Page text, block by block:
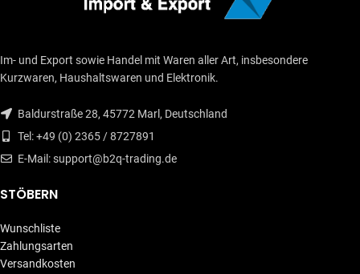
Im- und Export sowie Handel mit Waren aller Art, insbesondere
Kurzwaren, Haushaltswaren und Elektronik.
Baldurstraße 28, 45772 Marl, Deutschland
Tel: +49 (0) 2365 / 8727891
E-Mail: support@b2q-trading.de
STÖBERN
Wunschliste
Zahlungsarten
Versandkosten